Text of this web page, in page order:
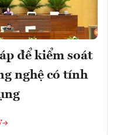
để kiểm soát
nghệ có tính